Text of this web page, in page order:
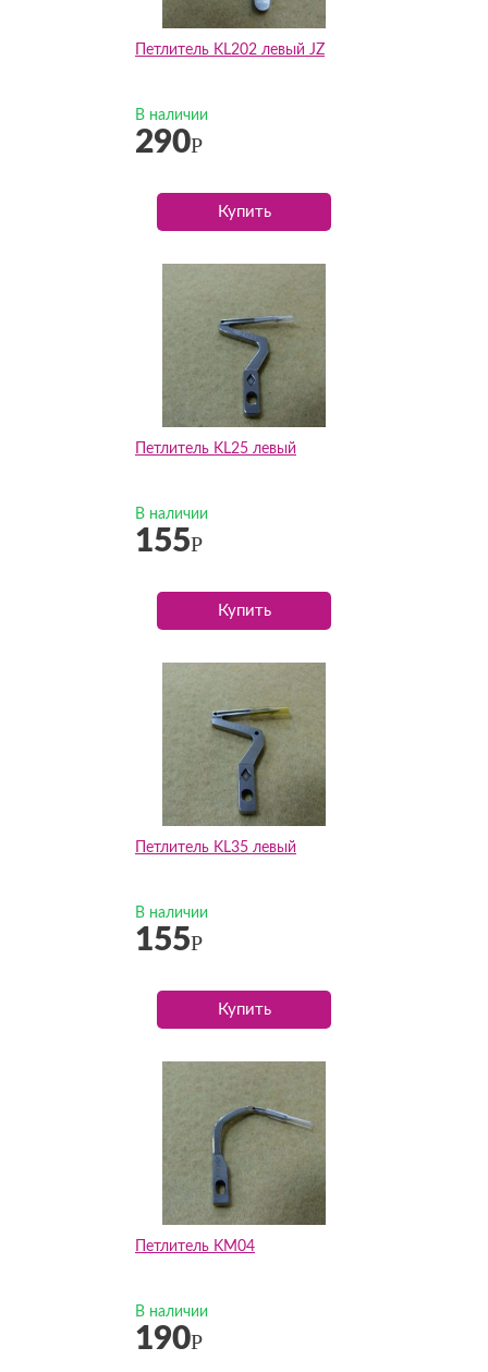
Петлитель KL202 левый JZ
В наличии
290Р
Купить
Петлитель KL25 левый
В наличии
155Р
Купить
Петлитель KL35 левый
В наличии
155Р
Купить
Петлитель KM04
В наличии
190Р